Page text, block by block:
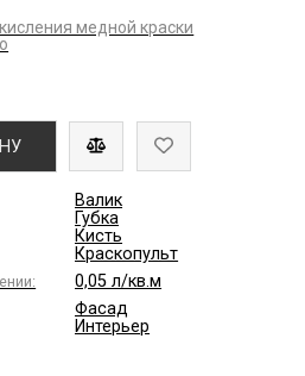
медной краски
Валик
Губка
Кисть
Краскопульт
0,05 л/кв.м
Фасад
Интерьер